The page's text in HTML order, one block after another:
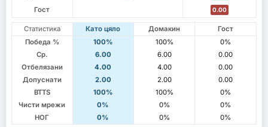
Гост 0.00
Статистика Като цяло Домакин
Гост
Победа %
100% 100%
0%
Ср.
6.00 6.00
0.00
Отбелязани
4.00 4.00
0.00
Допуснати
2.00 2.00
0.00
BTTS
100% 100%
0%
Чисти мрежи
0% 0%
0%
НОГ
0% 0% 0%